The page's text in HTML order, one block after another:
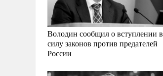
Володин сообщил о вступлении в
силу законов против предателей
России